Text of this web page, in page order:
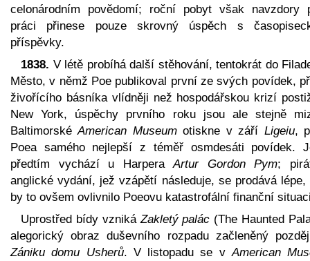
celonárodním povědomí; roční pobyt však navzdory
práci přinese pouze skrovný úspěch s
příspěvky.
1838. V létě probíhá další stěhování, tentokrát do
Město, v němž Poe publikoval první ze svých povídek,
živořícího básníka vlídněji než hospodářskou krizí
New York, úspěchy prvního roku jsou ale stejně
BaltimorskéAmerican Museumotiskne v září Ligeiu,
Poea samého nejlepší z téměř osmdesáti povídek.
předtím vychází u HarperaArtur Gordon Pym;
anglické vydání, jež vzápětí následuje, se prodává lépe,
by to ovšem ovlivnilo Poeovu katastrofální finanční
Uprostřed bídy vzniká Zakletý palác (The Haunted
alegorický obraz duševního rozpadu začleněný
Zániku domu Usherů. V listopadu se v American